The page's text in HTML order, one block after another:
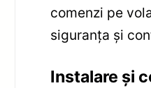
comenzi pe
siguranța și
Instalare și